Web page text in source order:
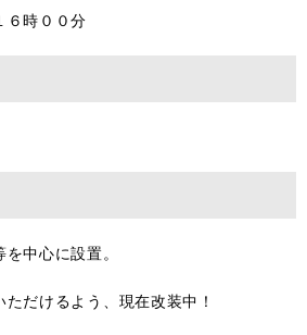
時００分
中心に設置。
だけるよう、現在改装中！